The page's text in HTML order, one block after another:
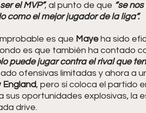
el MVP”, al punto de que “se
como el mejor jugador de la liga”.
es que Maye ha sido
es que también ha contado
puede jugar contra el rival que
ofensivas limitadas y ahora a
England, pero sí coloca el partido
sus oportunidades explosivas, la
drive.